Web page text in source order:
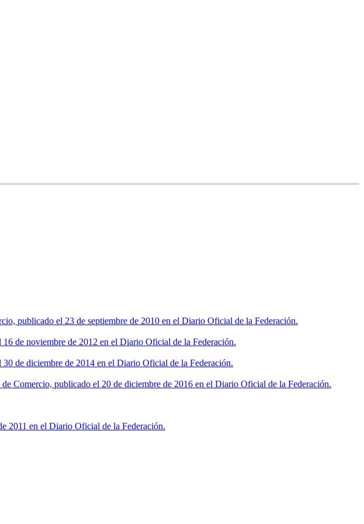
publicado el 23 de septiembre de 2010 en el Diario Oficial de la Federación.
de noviembre de 2012 en el Diario Oficial de la Federación.
de diciembre de 2014 en el Diario Oficial de la Federación.
Comercio, publicado el 20 de diciembre de 2016 en el Diario Oficial de la Federación.
2011 en el Diario Oficial de la Federación.